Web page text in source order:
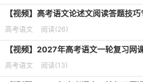
【视频】高考语文论述文阅读答题技
高考语文 阅读(26)
高考语文 阅读(13)